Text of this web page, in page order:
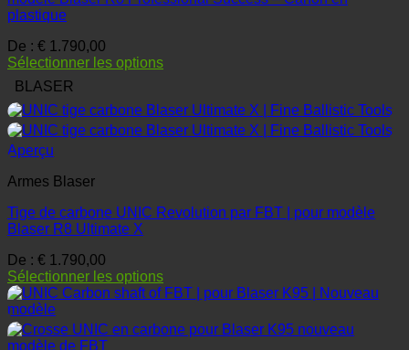
plastique
De : € 1.790,00
Sélectionner les options
BLASER
Aperçu
Armes Blaser
Tige de carbone UNIC Revolution par FBT | pour modèle
Blaser R8 Ultimate X
De : € 1.790,00
Sélectionner les options